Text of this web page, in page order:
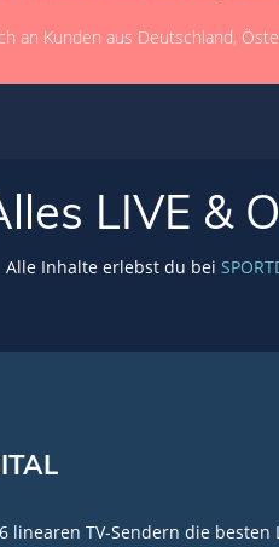
an Kunden aus Deutschland,
LIVE &
Alle Inhalte erlebst du bei
linearen TV-Sendern die